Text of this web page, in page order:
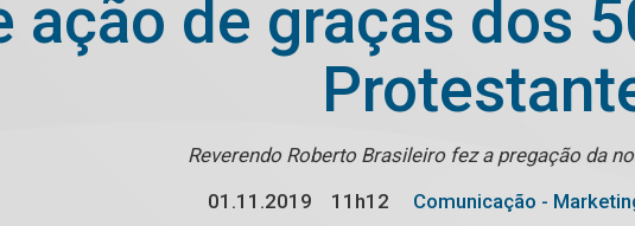
ação de graças dos
Reverendo Roberto Brasileiro fez a pregação da
01.11.2019
11h12
Comunicação -